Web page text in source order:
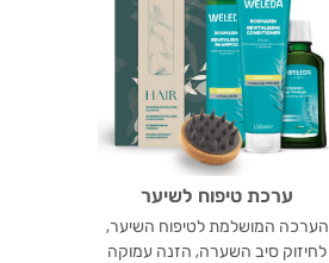
ערכת טיפוח לשיער
הערכה המושלמת לטיפוח השיער,
לחיזוק סיב השערה, הזנה עמוקה